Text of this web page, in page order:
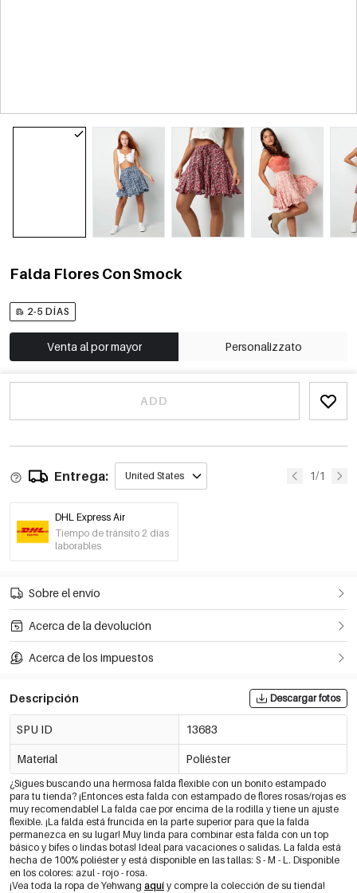
Falda Flores Con Smock
2-5 DÍAS
Venta al por mayor Personalizzato
ADD
Entrega: United States 1/1
DHL Express Air
Tiempo de tránsito 2 días
laborables
Sobre el envío
Acerca de la devolución
Acerca de los impuestos
Descripción Descargar fotos
SPU ID 13683
Material Poliéster
¿Sigues buscando una hermosa falda flexible con un bonito estampado
para tu tienda? ¡Entonces esta falda con estampado de flores rosas/rojas es
muy recomendable! La falda cae por encima de la rodilla y tiene un ajuste
flexible. ¡La falda está fruncida en la parte superior para que la falda
permanezca en su lugar! Muy linda para combinar esta falda con un top
básico y bifes o lindas botas! Ideal para vacaciones o salidas. La falda está
hecha de 100% poliéster y está disponible en las tallas: S - M - L. Disponible
en los colores: azul - rojo - rosa.
¡Vea toda la ropa de Yehwang aquí y compre la colección de su tienda!